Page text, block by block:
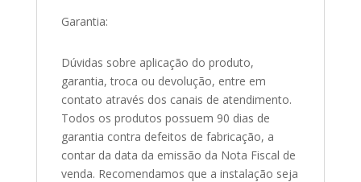
Garantia:
Dúvidas sobre aplicação do produto,
garantia, troca ou devolução, entre em
contato através dos canais de atendimento.
Todos os produtos possuem 90 dias de
garantia contra defeitos de fabricação, a
contar da data da emissão da Nota Fiscal de
venda. Recomendamos que a instalação seja